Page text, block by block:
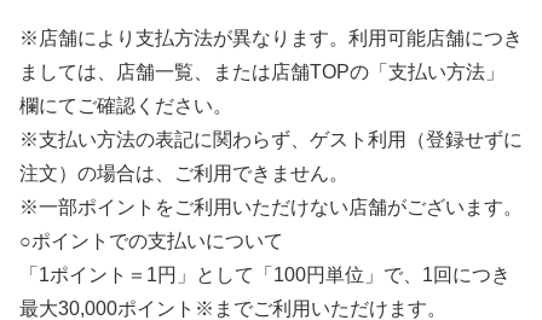
※店舗により支払方法が異なります。利用可能店舗につき
ましては、店舗一覧、または店舗TOPの「支払い方法」
欄にてご確認ください。
※支払い方法の表記に関わらず、ゲスト利用（登録せずに
注文）の場合は、ご利用できません。
※一部ポイントをご利用いただけない店舗がございます。
○ポイントでの支払いについて
「1ポイント＝1円」として「100円単位」で、1回につき
最大30,000ポイント※までご利用いただけます。